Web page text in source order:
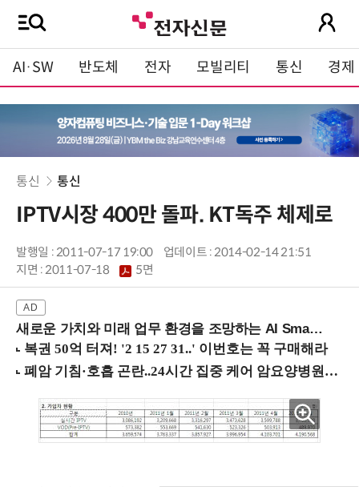
AI·SW 반도체 전자 모빌리티 통신 경제
통신 통신
IPTV시장 400만 돌파. KT독주 체제로
발행일 : 2011-07-17 19:00
업데이트 : 2014-02-14 21:51
지면 :2011-07-18 5면
새로운 가치와 미래 업무 환경을 조망하는 AI Smart Work Summit 2026 (9/11 코엑스)